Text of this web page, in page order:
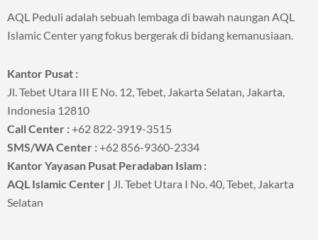
AQL Peduli adalah sebuah lembaga di bawah naungan AQL
Islamic Center yang fokus bergerak di bidang kemanusiaan.
Kantor Pusat :
Jl. Tebet Utara III E No. 12, Tebet, Jakarta Selatan, Jakarta,
Indonesia 12810
Call Center :+62 822-3919-3515
SMS/WA Center :+62 856-9360-2334
Kantor Yayasan Pusat Peradaban Islam :
AQL Islamic Center | Jl. Tebet Utara I No. 40, Tebet, Jakarta
Selatan